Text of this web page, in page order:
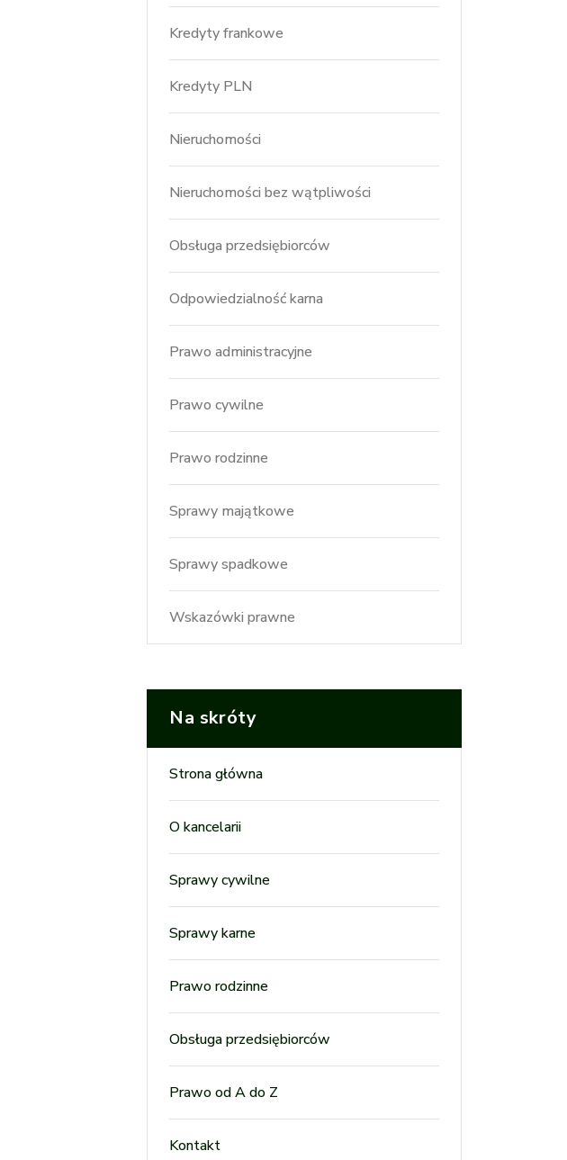
Kredyty frankowe
Kredyty PLN
Nieruchomości
Nieruchomości bez wątpliwości
Obsługa przedsiębiorców
Odpowiedzialność karna
Prawo administracyjne
Prawo cywilne
Prawo rodzinne
Sprawy majątkowe
Sprawy spadkowe
Wskazówki prawne
Na skróty
Strona główna
O kancelarii
Sprawy cywilne
Sprawy karne
Prawo rodzinne
Obsługa przedsiębiorców
Prawo od A do Z
Kontakt